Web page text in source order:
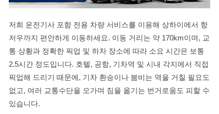
저희 운전기사 포함 전용 차량 서비스를 이용해 상하이에서 항
저우까지 편안하게 이동하세요. 이동 거리는 약 170km이며, 교
통 상황과 정확한 픽업 및 하차 장소에 따라 소요 시간은 보통
2.5시간 정도입니다. 호텔, 공항, 기차역 및 시내 각지에서 직접
픽업해 드리기 때문에, 기차 환승이나 붐비는 역을 거칠 필요도
없고, 여러 교통수단을 오가며 짐을 옮기는 번거로움도 피할 수
있습니다.